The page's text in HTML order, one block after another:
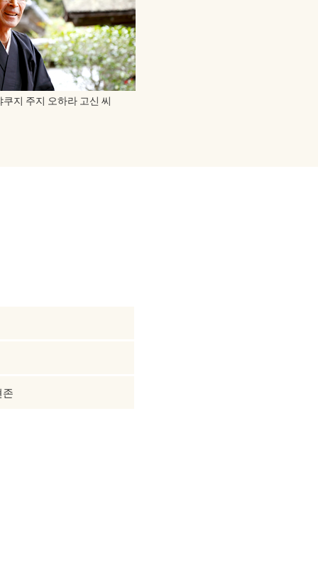
지 주지 오하라 고신 씨